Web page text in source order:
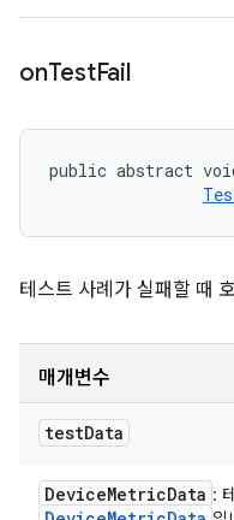
onTestFail
public abstract
테스트 사례가 실패할 때
매개변수
testData
DeviceMetricData :